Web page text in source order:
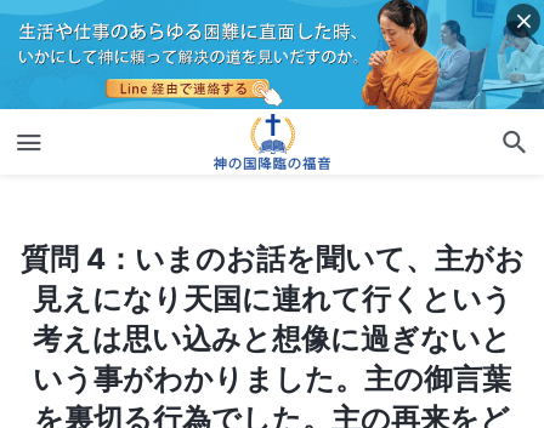
質問 4：いまのお話を聞いて、主がお
見えになり天国に連れて行くという
考えは思い込みと想像に過ぎないと
いう事がわかりました。主の御言葉
を裏切る行為でした。主の再来をど